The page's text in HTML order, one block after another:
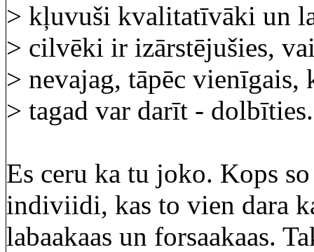
> kļuvuši kvalitatīvāki un
> cilvēki ir izārstējušies,
> nevajag, tāpēc vienīgais,
> tagad var darīt -
Es ceru ka tu joko. Kops
indiviidi, kas to vien dara
labaakaas un forsaakaas.